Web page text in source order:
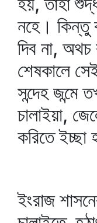
নহে। কিন্তু
দিব না,
শেষকালে
সন্দেহ জন্মে
চালাইয়া,
করিতে ইচ্ছা
ইংরাজ